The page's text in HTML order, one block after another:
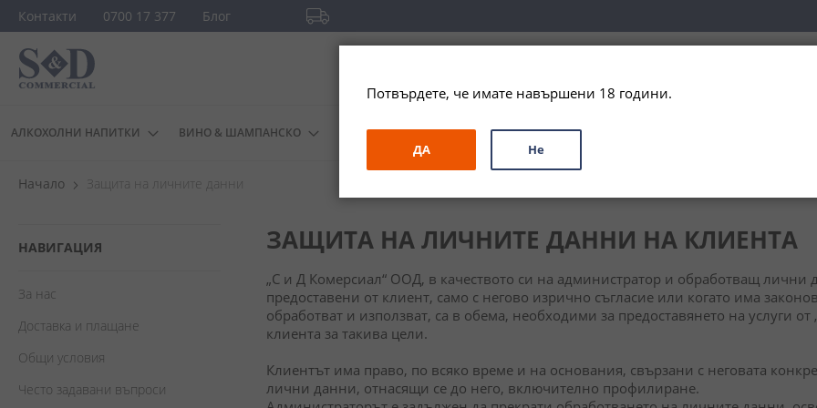
Контакти 0700 17 377 Блог
Прескачане
съдържанието
АЛКОХОЛНИ НАПИТКИ ВИНО & ШАМПАНСКО ДРУГИ ЗА ПОДАРЪК ПРОМО СПЕЦИАЛНИ ПРЕДЛОЖЕНИЯ
Начало Защита на личните данни
ЗАЩИТА НА ЛИЧНИТЕ ДАННИ НА КЛИЕНТА
„С и Д Комерсиал“ ООД, в качеството си на администратор и обработващ
предоставени от клиент, само с негово изрично съгласие или когато има
обработват и използват, са в обема, необходими за предоставянето на услуги
клиента за такива цели.
Клиентът има право, по всяко време и на основания, свързани с неговата
лични данни, отнасящи се до него, включително профилиране.
НАВИГАЦИЯ
За нас
Доставка и плащане
Общи условия
Често задавани въпроси
Потвърдете, че имате навършени 18 години.
ДА Не